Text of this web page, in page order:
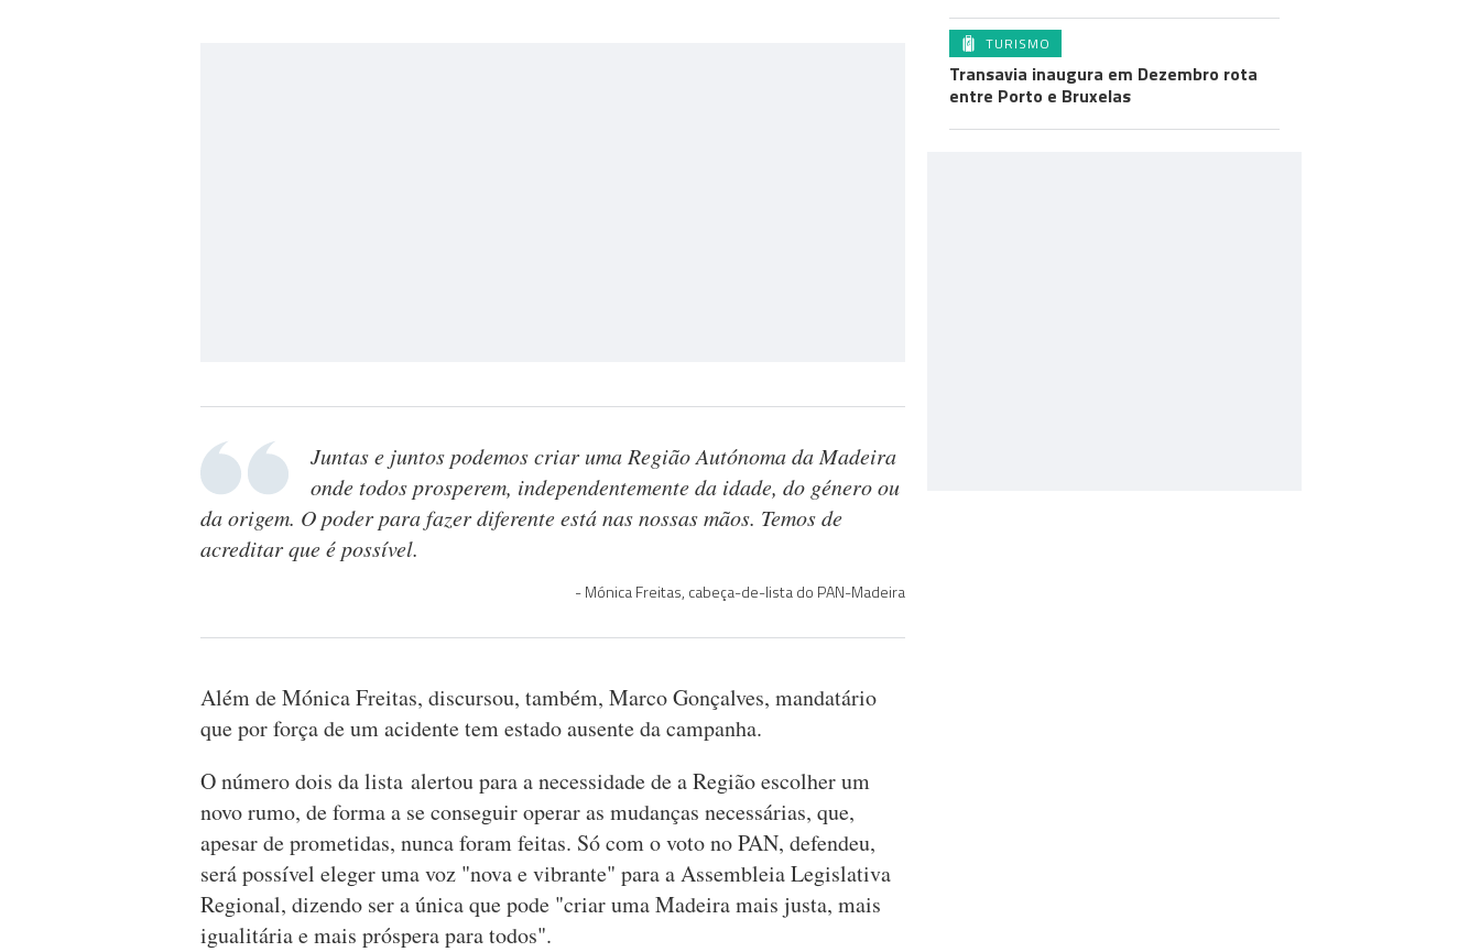
Juntas e juntos podemos criar uma Região Autónoma da Madeira
onde todos prosperem, independentemente da idade, do género ou
da origem. O poder para fazer diferente está nas nossas mãos. Temos de
acreditar que é possível.
Mónica Freitas, cabeça-de-lista do PAN-Madeira
Além de Mónica Freitas, discursou, também, Marco Gonçalves, mandatário
que por força de um acidente tem estado ausente da campanha.
O número dois da lista alertou para a necessidade de a Região escolher um
novo rumo, de forma a se conseguir operar as mudanças necessárias, que,
apesar de prometidas, nunca foram feitas. Só com o voto no PAN, defendeu,
será possível eleger uma voz "nova e vibrante" para a Assembleia Legislativa
Regional, dizendo ser a única que pode "criar uma Madeira mais justa, mais
igualitária e mais próspera para todos".
TURISMO
Transavia inaugura em Dezembro rota
entre Porto e Bruxelas